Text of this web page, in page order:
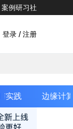
案例研习社
登录 / 注册
边缘计算隔